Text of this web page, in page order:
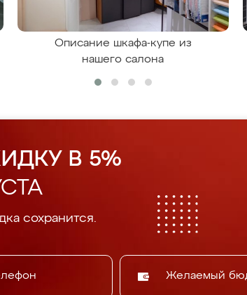
Описание шкафа-купе из
нашего салона
В 5%
сохранится.
Желаемый